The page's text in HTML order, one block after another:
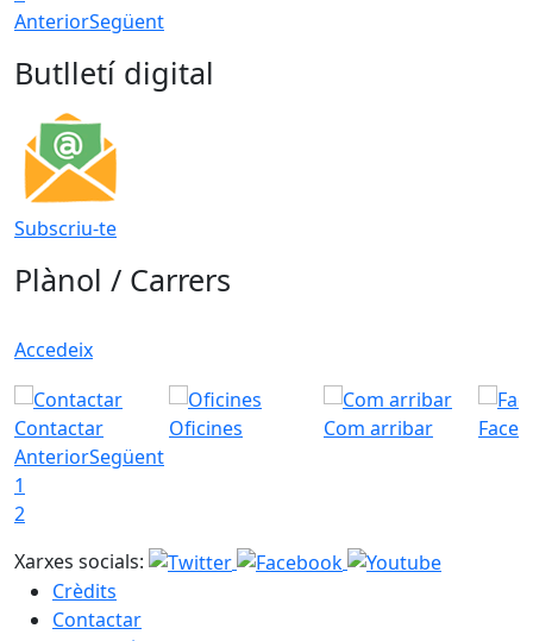
AnteriorSegüent
Butlletí digital
Subscriu-te
Plànol / Carrers
Accedeix
Contactar Oficines Com arribar
AnteriorSegüent
1
2
Xarxes socials:
Crèdits
Contactar